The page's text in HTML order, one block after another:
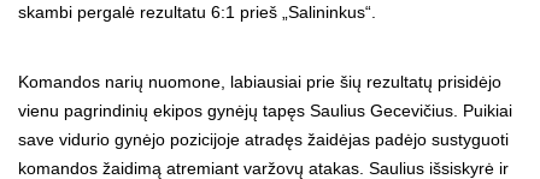
skambi pergalė rezultatu 6:1 prieš „Salininkus“.
Komandos narių nuomone, labiausiai prie šių rezultatų prisidėjo
vienu pagrindinių ekipos gynėjų tapęs Saulius Gecevičius. Puikiai
save vidurio gynėjo pozicijoje atradęs žaidėjas padėjo sustyguoti
komandos žaidimą atremiant varžovų atakas. Saulius išsiskyrė ir